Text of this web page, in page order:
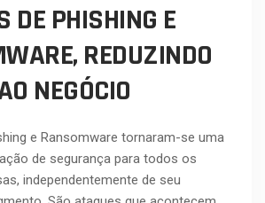
DE PHISHING E
REDUZINDO
NEGÓCIO
e Ransomware tornaram-se uma
de segurança para todos os
independentemente de seu